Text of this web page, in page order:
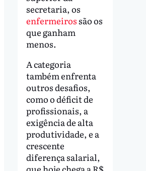
secretaria, os
enfermeiros são os
que ganham
menos.
A categoria
também enfrenta
outros desafios,
como o déficit de
profissionais, a
exigência de alta
produtividade, e a
crescente
diferença salarial,